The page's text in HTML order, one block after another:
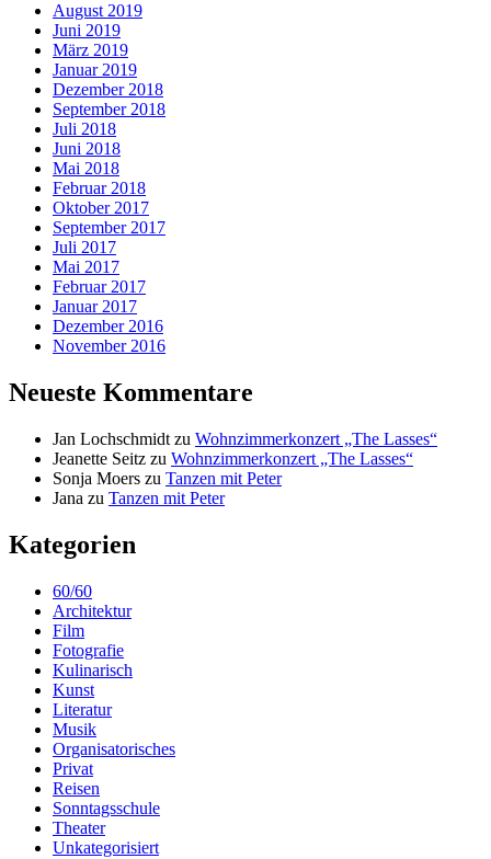
August 2019
Juni 2019
März 2019
Januar 2019
Dezember 2018
September 2018
Juli 2018
Juni 2018
Mai 2018
Februar 2018
Oktober 2017
September 2017
Juli 2017
Mai 2017
Februar 2017
Januar 2017
Dezember 2016
November 2016
Neueste Kommentare
Jan Lochschmidt zu Wohnzimmerkonzert „The Lasses“
Jeanette Seitz zu Wohnzimmerkonzert „The Lasses“
Sonja Moers zu Tanzen mit Peter
Jana zu Tanzen mit Peter
Kategorien
60/60
Architektur
Film
Fotografie
Kulinarisch
Kunst
Literatur
Musik
Organisatorisches
Privat
Reisen
Sonntagsschule
Theater
Unkategorisiert